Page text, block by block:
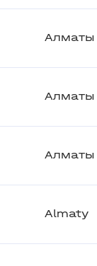
Алматы
Алматы
Алматы
Almaty